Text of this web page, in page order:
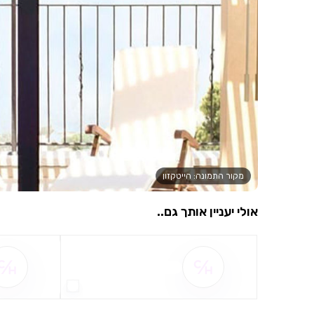
מקור התמונה: הייטקזון
אולי יעניין אותך גם..